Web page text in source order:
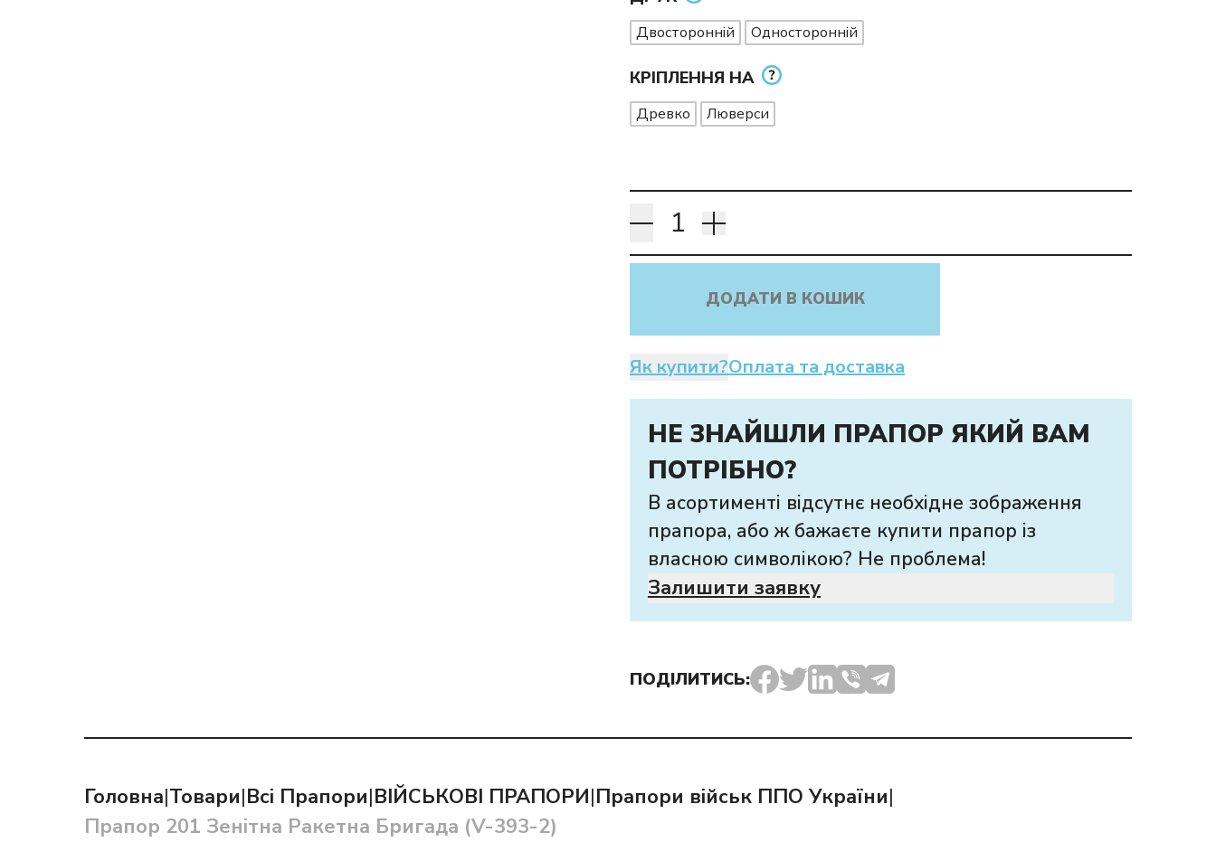
Двосторонній Односторонній
КРІПЛЕННЯ НА
Древко Люверси
ДОДАТИ В КОШИК
Як купити?Оплата та доставка
НЕ ЗНАЙШЛИ ПРАПОР ЯКИЙ ВАМ
ПОТРІБНО?
В асортименті відсутнє необхідне зображення
прапора, або ж бажаєте купити прапор із
власною символікою? Не проблема!
Залишити заявку
ПОДІЛИТИСЬ:
Головна|Товари|Всі Прапори|ВІЙСЬКОВІ ПРАПОРИ|Прапори військ ППО України|
Прапор 201 Зенітна Ракетна Бригада (V-393-2)